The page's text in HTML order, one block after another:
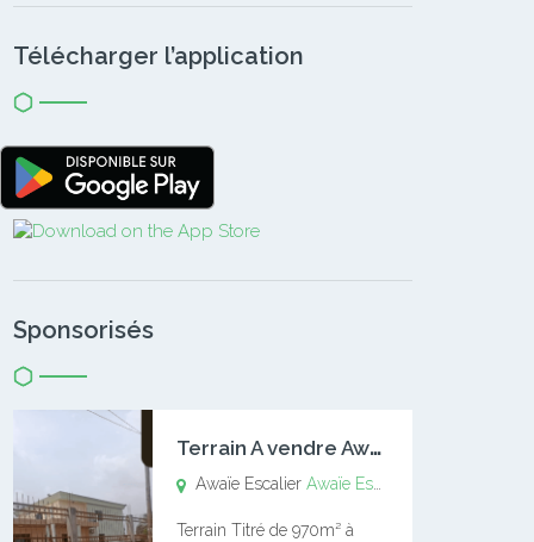
Télécharger l’application
Sponsorisés
T
errain A vendre Awaïe Escalier
Awaïe EscalierAwaïe Escalier
Terrain Titré de 970m² à